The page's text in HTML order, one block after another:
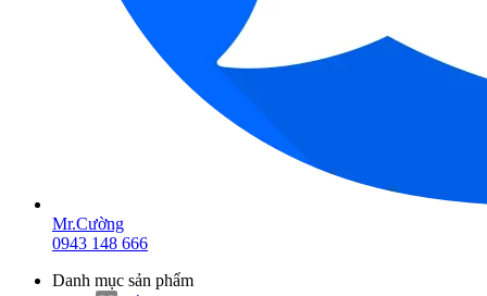
Mr.Cường
0943 148 666
Danh mục sản phẩm